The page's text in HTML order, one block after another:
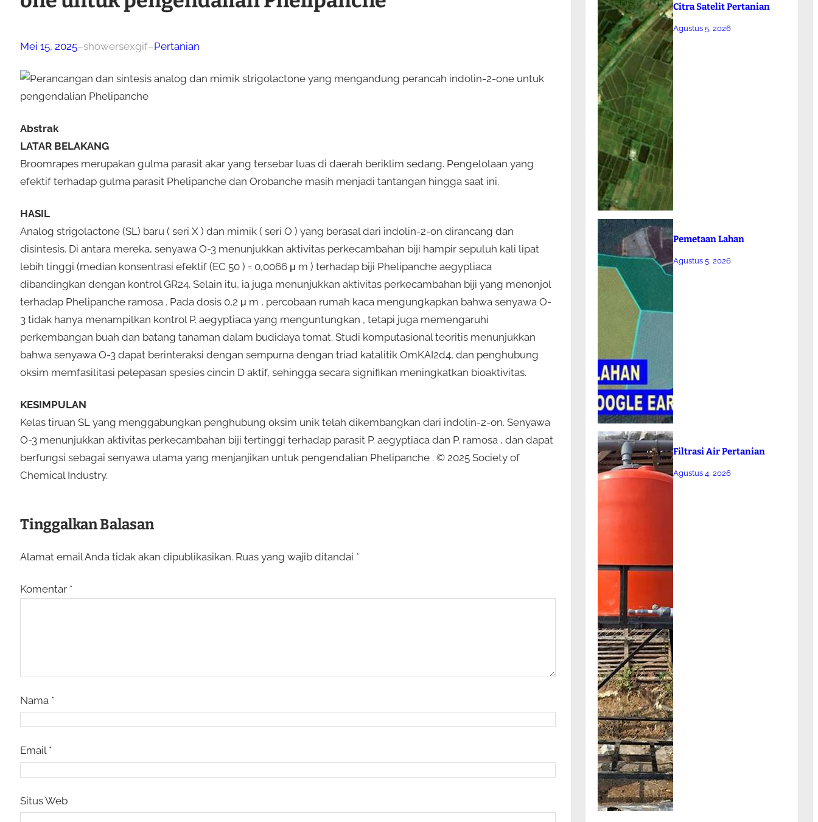
Mei 15, 2025–showersexgif–Pertanian
Abstrak
LATAR BELAKANG
Broomrapes merupakan gulma parasit akar yang tersebar luas di daerah beriklim sedang. Pengelolaan yang
efektif terhadap gulma parasit Phelipanche dan Orobanche masih menjadi tantangan hingga saat ini.
HASIL
Analog strigolactone (SL) baru ( seri X ) dan mimik ( seri O ) yang berasal dari indolin-2-on dirancang dan
disintesis. Di antara mereka, senyawa O-3 menunjukkan aktivitas perkecambahan biji hampir sepuluh kali lipat
lebih tinggi (median konsentrasi efektif (EC 50 ) = 0,0066 μ m ) terhadap biji Phelipanche aegyptiaca
dibandingkan dengan kontrol GR24. Selain itu, ia juga menunjukkan aktivitas perkecambahan biji yang menonjol
terhadap Phelipanche ramosa . Pada dosis 0,2 μ m , percobaan rumah kaca mengungkapkan bahwa senyawa O-
3 tidak hanya menampilkan kontrol P. aegyptiaca yang menguntungkan , tetapi juga memengaruhi
perkembangan buah dan batang tanaman dalam budidaya tomat. Studi komputasional teoritis menunjukkan
bahwa senyawa O-3 dapat berinteraksi dengan sempurna dengan triad katalitik OmKAI2d4, dan penghubung
oksim memfasilitasi pelepasan spesies cincin D aktif, sehingga secara signifikan meningkatkan bioaktivitas.
KESIMPULAN
Kelas tiruan SL yang menggabungkan penghubung oksim unik telah dikembangkan dari indolin-2-on. Senyawa
O-3 menunjukkan aktivitas perkecambahan biji tertinggi terhadap parasit P. aegyptiaca dan P. ramosa , dan dapat
berfungsi sebagai senyawa utama yang menjanjikan untuk pengendalian Phelipanche . © 2025 Society of
Chemical Industry.
Tinggalkan Balasan
Alamat email Anda tidak akan dipublikasikan. Ruas yang wajib ditandai *
Komentar *
Nama *
Email *
Situs Web
Citra Satelit Pertanian
Agustus 5, 2026
Pemetaan Lahan
Agustus 5, 2026
Filtrasi Air Pertanian
Agustus 4, 2026